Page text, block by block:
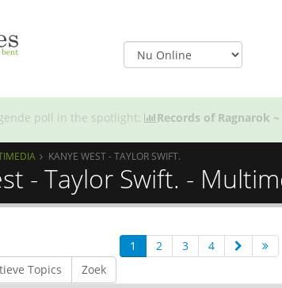
poll in the spotlight: Voor welk team in
KANYE WEST - TAYLOR SWIFT.
- Taylor Swift. -
Topics Zoek
1 2 3 4